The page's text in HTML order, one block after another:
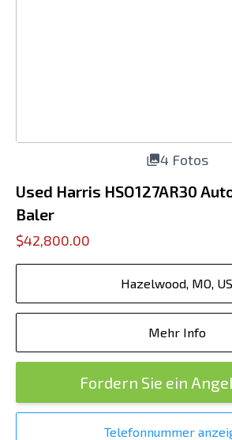
4 Fotos
Used Harris HSO127AR30
Baler
$42,800.00
Hazelwood, MO, US
Mehr Info
Fordern Sie ein
Telefonnummer